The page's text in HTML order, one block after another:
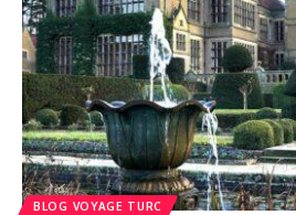
BLOG VOYAGE TURC